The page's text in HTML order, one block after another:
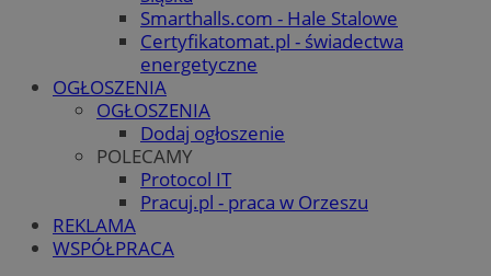
Smarthalls.com - Hale Stalowe
Certyfikatomat.pl - świadectwa
energetyczne
OGŁOSZENIA
OGŁOSZENIA
Dodaj ogłoszenie
POLECAMY
Protocol IT
Pracuj.pl - praca w Orzeszu
REKLAMA
WSPÓŁPRACA